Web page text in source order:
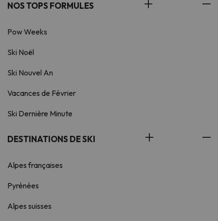
NOS TOPS FORMULES
Pow Weeks
Ski Noël
Ski Nouvel An
Vacances de Février
Ski Dernière Minute
DESTINATIONS DE SKI
Alpes françaises
Pyrénées
Alpes suisses